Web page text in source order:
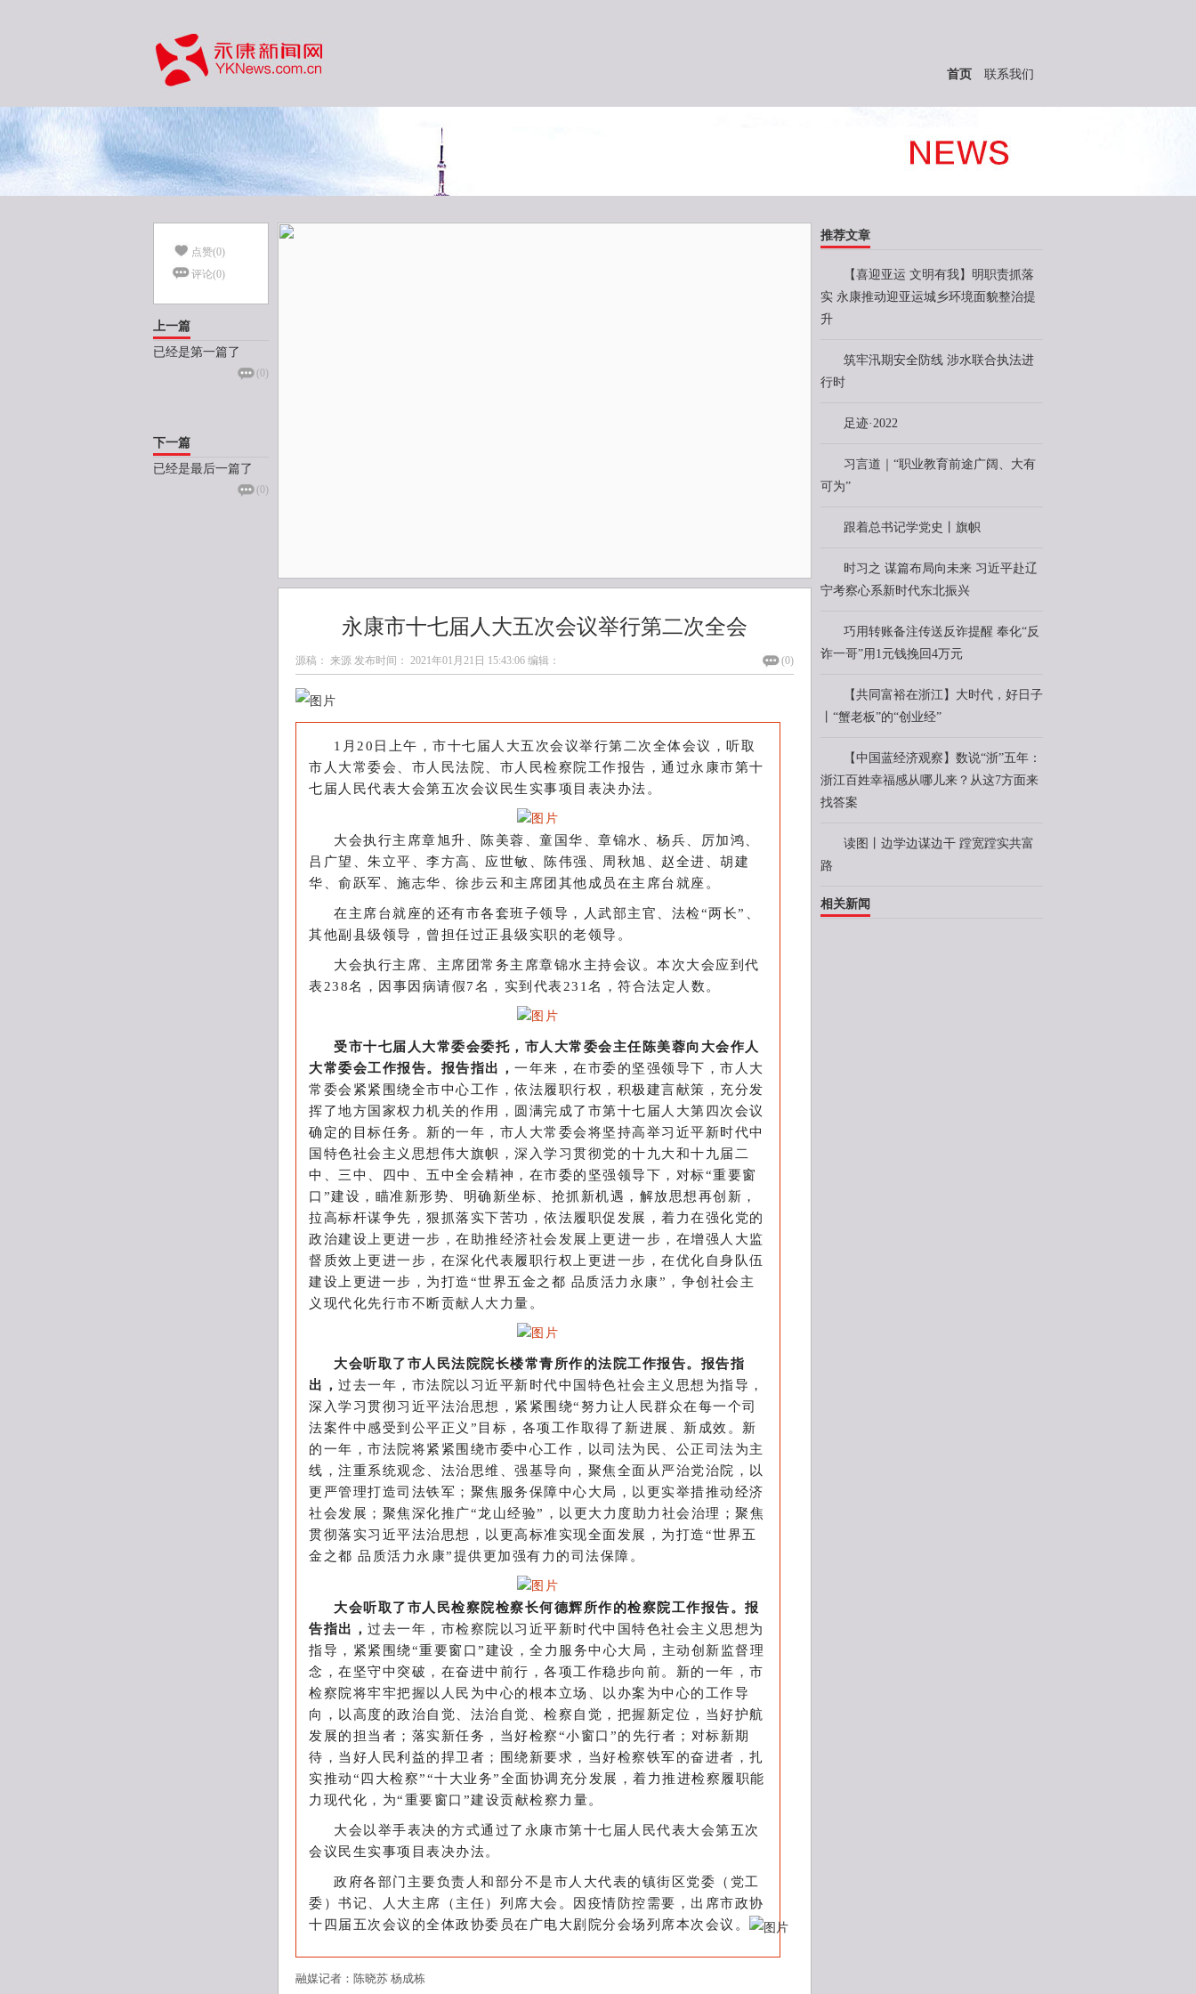
首页 联系我们
点赞(0)
评论(0)
上一篇
已经是第一篇了
(0)
下一篇
已经是最后一篇了
(0)
永康市十七届人大五次会议举行第二次全会
源稿： 来源 发布时间： 2021年01月21日 15:43:06 编辑： (0)
1月20日上午，市十七届人大五次会议举行第二次全体会议，听取
市人大常委会、市人民法院、市人民检察院工作报告，通过永康市第十
七届人民代表大会第五次会议民生实事项目表决办法。
大会执行主席章旭升、陈美蓉、童国华、章锦水、杨兵、厉加鸿、
吕广望、朱立平、李方高、应世敏、陈伟强、周秋旭、赵全进、胡建
华、俞跃军、施志华、徐步云和主席团其他成员在主席台就座。
在主席台就座的还有市各套班子领导，人武部主官、法检“两长”、
其他副县级领导，曾担任过正县级实职的老领导。
大会执行主席、主席团常务主席章锦水主持会议。本次大会应到代
表238名，因事因病请假7名，实到代表231名，符合法定人数。
受市十七届人大常委会委托，市人大常委会主任陈美蓉向大会作人
大常委会工作报告。报告指出， 一年来，在市委的坚强领导下，市人大
常委会紧紧围绕全市中心工作，依法履职行权，积极建言献策，充分发
挥了地方国家权力机关的作用，圆满完成了市第十七届人大第四次会议
确定的目标任务。新的一年，市人大常委会将坚持高举习近平新时代中
国特色社会主义思想伟大旗帜，深入学习贯彻党的十九大和十九届二
中、三中、四中、五中全会精神，在市委的坚强领导下，对标“重要窗
口”建设，瞄准新形势、明确新坐标、抢抓新机遇，解放思想再创新，
拉高标杆谋争先，狠抓落实下苦功，依法履职促发展，着力在强化党的
政治建设上更进一步，在助推经济社会发展上更进一步，在增强人大监
督质效上更进一步，在深化代表履职行权上更进一步，在优化自身队伍
建设上更进一步，为打造“世界五金之都 品质活力永康”，争创社会主
义现代化先行市不断贡献人大力量。
大会听取了市人民法院院长楼常青所作的法院工作报告。报告指
出， 过去一年，市法院以习近平新时代中国特色社会主义思想为指导，
深入学习贯彻习近平法治思想，紧紧围绕“努力让人民群众在每一个司
法案件中感受到公平正义”目标，各项工作取得了新进展、新成效。新
的一年，市法院将紧紧围绕市委中心工作，以司法为民、公正司法为主
线，注重系统观念、法治思维、强基导向，聚焦全面从严治党治院，以
更严管理打造司法铁军；聚焦服务保障中心大局，以更实举措推动经济
社会发展；聚焦深化推广“龙山经验”，以更大力度助力社会治理；聚焦
贯彻落实习近平法治思想，以更高标准实现全面发展，为打造“世界五
金之都 品质活力永康”提供更加强有力的司法保障。
大会听取了市人民检察院检察长何德辉所作的检察院工作报告。报
告指出， 过去一年，市检察院以习近平新时代中国特色社会主义思想为
指导，紧紧围绕“重要窗口”建设，全力服务中心大局，主动创新监督理
念，在坚守中突破，在奋进中前行，各项工作稳步向前。新的一年，市
检察院将牢牢把握以人民为中心的根本立场、以办案为中心的工作导
向，以高度的政治自觉、法治自觉、检察自觉，把握新定位，当好护航
发展的担当者；落实新任务，当好检察“小窗口”的先行者；对标新期
待，当好人民利益的捍卫者；围绕新要求，当好检察铁军的奋进者，扎
实推动“四大检察”“十大业务”全面协调充分发展，着力推进检察履职能
力现代化，为“重要窗口”建设贡献检察力量。
大会以举手表决的方式通过了永康市第十七届人民代表大会第五次
会议民生实事项目表决办法。
政府各部门主要负责人和部分不是市人大代表的镇街区党委（党工
委）书记、人大主席（主任）列席大会。因疫情防控需要，出席市政协
十四届五次会议的全体政协委员在广电大剧院分会场列席本次会议。
融媒记者：陈晓苏 杨成栋
推荐文章
【喜迎亚运 文明有我】明职责抓落
实 永康推动迎亚运城乡环境面貌整治提
升
筑牢汛期安全防线 涉水联合执法进
行时
足迹·2022
习言道｜“职业教育前途广阔、大有
可为”
跟着总书记学党史丨旗帜
时习之 谋篇布局向未来 习近平赴辽
宁考察心系新时代东北振兴
巧用转账备注传送反诈提醒 奉化“反
诈一哥”用1元钱挽回4万元
【共同富裕在浙江】大时代，好日子
丨“蟹老板”的“创业经”
【中国蓝经济观察】数说“浙”五年：
浙江百姓幸福感从哪儿来？从这7方面来
找答案
读图丨边学边谋边干 蹚宽蹚实共富
路
相关新闻